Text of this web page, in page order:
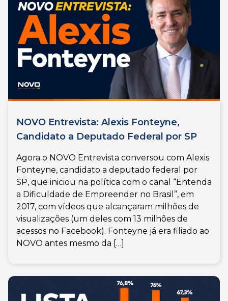
NOVO Entrevista: Alexis Fonteyne,
Candidato a Deputado Federal por SP
Agora o NOVO Entrevista conversou com Alexis
Fonteyne, candidato a deputado federal por
SP, que iniciou na política com o canal “Entenda
a Dificuldade de Empreender no Brasil”, em
2017, com vídeos que alcançaram milhões de
visualizações (um deles com 13 milhões de
acessos no Facebook). Fonteyne já era filiado ao
NOVO antes mesmo da […]